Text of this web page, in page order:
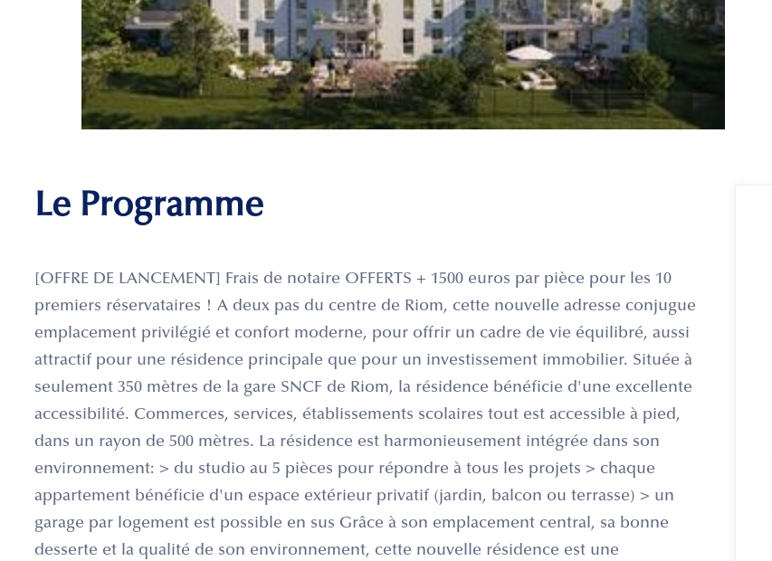
Le Programme
[OFFRE DE LANCEMENT] Frais de notaire OFFERTS + 1500 euros par pièce pour les 10
premiers réservataires ! A deux pas du centre de Riom, cette nouvelle adresse conjugue
emplacement privilégié et confort moderne, pour offrir un cadre de vie équilibré, aussi
attractif pour une résidence principale que pour un investissement immobilier. Située à
seulement 350 mètres de la gare SNCF de Riom, la résidence bénéficie d'une excellente
accessibilité. Commerces, services, établissements scolaires tout est accessible à pied,
dans un rayon de 500 mètres. La résidence est harmonieusement intégrée dans son
environnement: > du studio au 5 pièces pour répondre à tous les projets > chaque
appartement bénéficie d'un espace extérieur privatif (jardin, balcon ou terrasse) > un
garage par logement est possible en sus Grâce à son emplacement central, sa bonne
desserte et la qualité de son environnement, cette nouvelle résidence est une